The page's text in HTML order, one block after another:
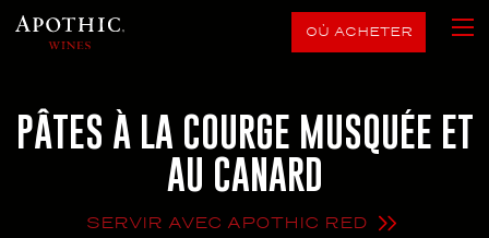
OÙ ACHETER
PÂTES À LA COURGE MUSQUÉE ET
AU CANARD
SERVIR AVEC APOTHIC RED